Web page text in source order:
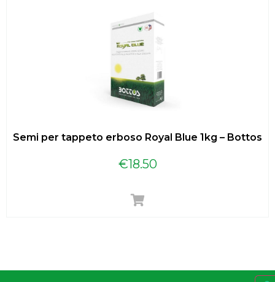
Semi per tappeto erboso Royal Blue 1kg – Bottos
€18.50